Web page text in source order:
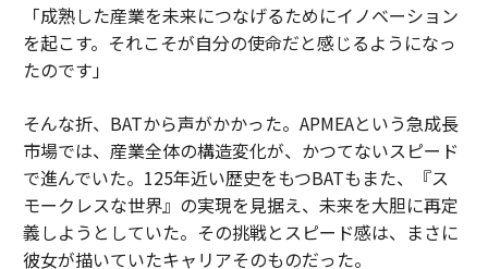
「成熟した産業を未来につなげるためにイノベーション
を起こす。それこそが自分の使命だと感じるようになっ
たのです」
そんな折、BATから声がかかった。APMEAという急成長
市場では、産業全体の構造変化が、かつてないスピード
で進んでいた。125年近い歴史をもつBATもまた、『ス
モークレスな世界』の実現を見据え、未来を大胆に再定
義しようとしていた。その挑戦とスピード感は、まさに
彼女が描いていたキャリアそのものだった。